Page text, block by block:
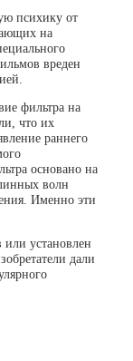
психику от
на
вреден
фильтра на
что их
раннего
основано на
волн
Именно эти
установлен
дали